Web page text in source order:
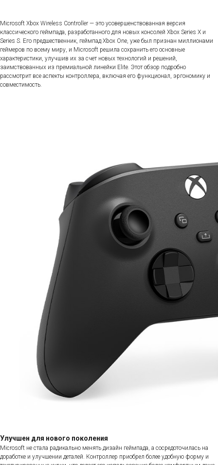
Microsoft Xbox Wireless Controller — это усовершенствованная версия
классического геймпада, разработанного для новых консолей Xbox Series X и
Series S. Его предшественник, геймпад Xbox One, уже был признан миллионами
геймеров по всему миру, и Microsoft решила сохранить его основные
характеристики, улучшив их за счет новых технологий и решений,
заимствованных из премиальной линейки Elite. Этот обзор подробно
рассмотрит все аспекты контроллера, включая его функционал, эргономику и
совместимость.
Улучшен для нового поколения
Microsoft не стала радикально менять дизайн геймпада, а сосредоточилась на
доработке и улучшении деталей. Контроллер приобрел более удобную форму и